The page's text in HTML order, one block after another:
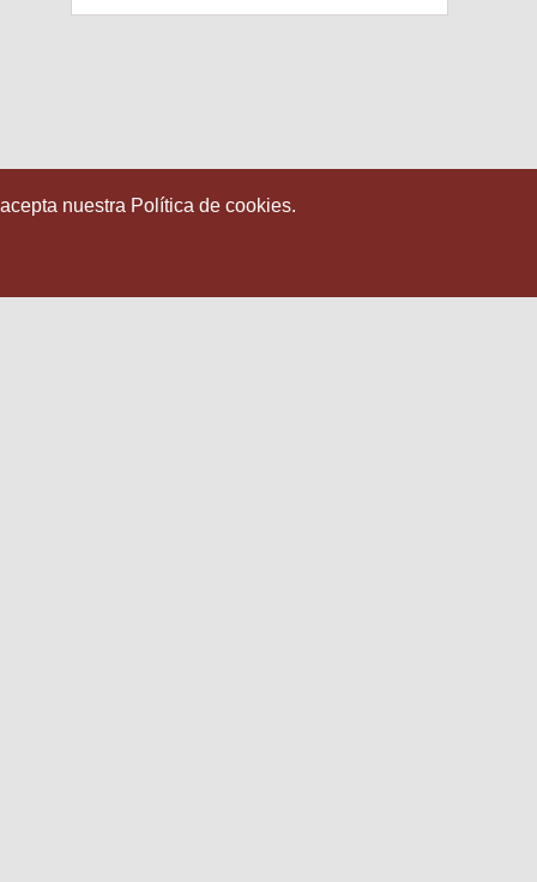
nuestra Política de cookies.